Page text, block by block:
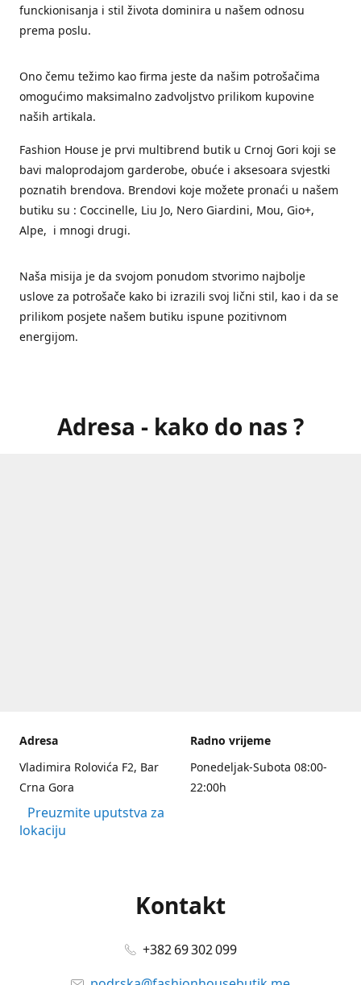
funckionisanja i stil života dominira u našem odnosu
prema poslu.
Ono čemu težimo kao firma jeste da našim potrošačima
omogućimo maksimalno zadvoljstvo prilikom kupovine
naših artikala.
Fashion House je prvi multibrend butik u Crnoj Gori koji se
bavi maloprodajom garderobe, obuće i aksesoara svjestki
poznatih brendova. Brendovi koje možete pronaći u našem
butiku su : Coccinelle, Liu Jo, Nero Giardini, Mou, Gio+,
Alpe, i mnogi drugi.
Naša misija je da svojom ponudom stvorimo najbolje
uslove za potrošače kako bi izrazili svoj lični stil, kao i da se
prilikom posjete našem butiku ispune pozitivnom
energijom.
Adresa - kako do nas ?
Adresa
Vladimira Rolovića F2, Bar
Crna Gora
Preuzmite uputstva za
lokaciju
Radno vrijeme
Ponedeljak-Subota 08:00-
22:00h
Kontakt
+382 69 302 099